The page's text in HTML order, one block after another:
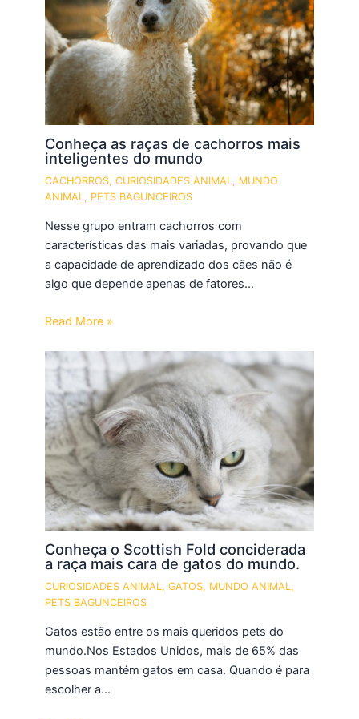
Conheça as raças de cachorros mais
inteligentes do mundo
CACHORROS,CURIOSIDADES ANIMAL , MUNDO
ANIMAL , PETS BAGUNCEIROS
Nesse grupo entram cachorros com
características das mais variadas, provando que
a capacidade de aprendizado dos cães não é
algo que depende apenas de fatores…
Read More »
Conheça o Scottish Fold conciderada
a raça mais cara de gatos do mundo.
CURIOSIDADES ANIMAL ,GATOS, MUNDO ANIMAL ,
PETS BAGUNCEIROS
Gatos estão entre os mais queridos pets do
mundo.Nos Estados Unidos, mais de 65% das
pessoas mantém gatos em casa. Quando é para
escolher a…